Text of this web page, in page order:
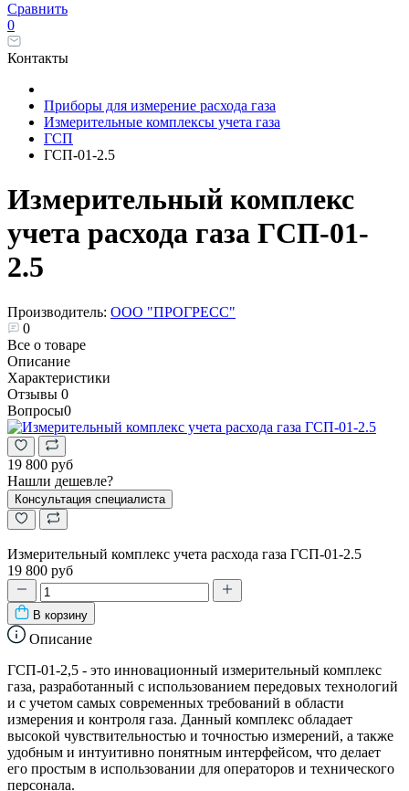
Сравнить
0
Контакты
Приборы для измерение расхода газа
Измерительные комплексы учета газа
ГСП
ГСП-01-2.5
Измерительный комплекс
учета расхода газа ГСП-01-
2.5
Производитель: ООО "ПРОГРЕСС"
0
Все о товаре
Описание
Характеристики
Отзывы 0
Вопросы0
19 800 руб
Нашли дешевле?
Консультация специалиста
Измерительный комплекс учета расхода газа ГСП-01-2.5
19 800 руб
В корзину
Описание
ГСП-01-2,5 - это инновационный измерительный комплекс
газа, разработанный с использованием передовых технологий
и с учетом самых современных требований в области
измерения и контроля газа. Данный комплекс обладает
высокой чувствительностью и точностью измерений, а также
удобным и интуитивно понятным интерфейсом, что делает
его простым в использовании для операторов и технического
персонала.